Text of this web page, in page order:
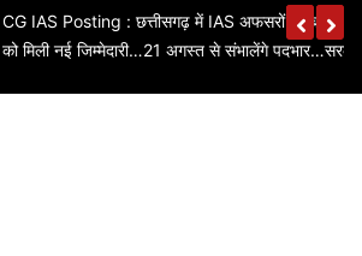
CG IAS Posting : छत्तीसगढ़ में IAS अफसरों का बड़ा
को मिली नई जिम्मेदारी…21 अगस्त से संभालेंगे